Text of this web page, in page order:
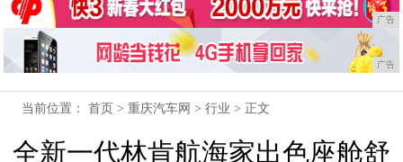
广告
广告
当前位置：首页 >重庆汽车网 >行业 > 正文
全新一代林肯航海家出色座舱舒